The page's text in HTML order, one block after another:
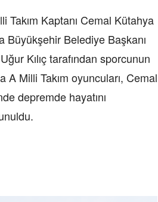
Takım Kaptanı Cemal Kütahya
Büyükşehir Belediye Başkanı
Kılıç tarafından sporcunun
Milli Takım oyuncuları, Cemal
depremde hayatını